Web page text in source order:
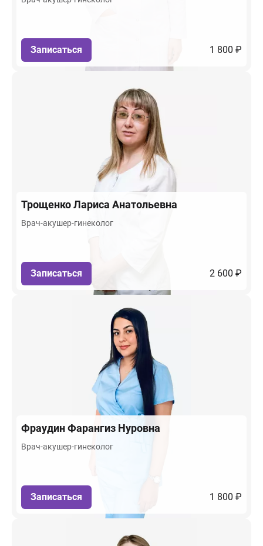
Записаться 1 800 ₽
ТрощенкоЛариса Анатольевна
Врач-акушер-гинеколог
Записаться 2 600 ₽
ФраудинФарангиз Нуровна
Врач-акушер-гинеколог
Записаться 1 800 ₽